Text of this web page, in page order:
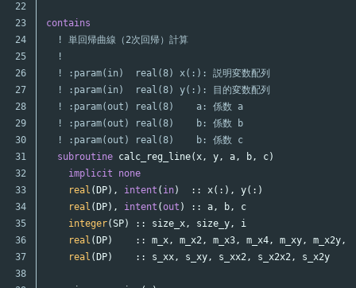
22
23
24
25
26
27
28
29
30
31
32
33
34
35
36
37
38
contains
! 単回帰曲線（2次回帰）計算
!
! :param(in)  real(8) x(:): 説明変数配列
! :param(in)  real(8) y(:): 目的変数配列
! :param(out) real(8)    a: 係数 a
! :param(out) real(8)    b: 係数 b
! :param(out) real(8)    b: 係数 c
subroutine calc_reg_line(x, y, a, b, c)
implicit
none
real ( DP), intent ( in) :: x(:), y(:)
real ( DP), intent (out ) :: a, b,
c
integer(SP) :: size_x, size_y,
i
real ( DP) :: m_x, m_x2, m_x3, m_x4, m_xy, m_x2y,
real ( DP) :: s_xx, s_xy, s_xx2, s_x2x2, s_x2y